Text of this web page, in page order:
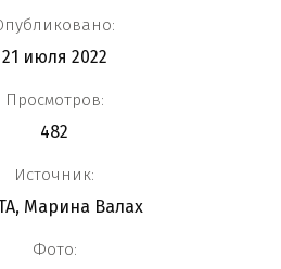
21 июля 2022
Просмотров:
482
Источник:
Марина Валах
Фото: